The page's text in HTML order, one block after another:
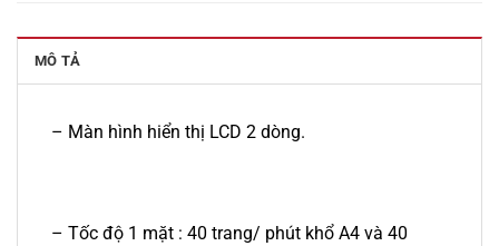
MÔ TẢ
– Màn hình hiển thị LCD 2 dòng.
– Tốc độ 1 mặt : 40 trang/ phút khổ A4 và 40